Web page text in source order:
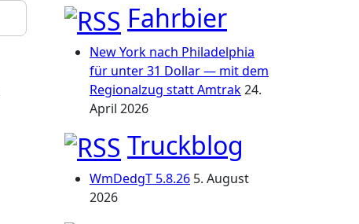
Fahrbier
New York nach Philadelphia
für unter 31 Dollar — mit dem
Regionalzug statt Amtrak24.
April 2026
Truckblog
WmDedgT 5.8.26 5. August
2026